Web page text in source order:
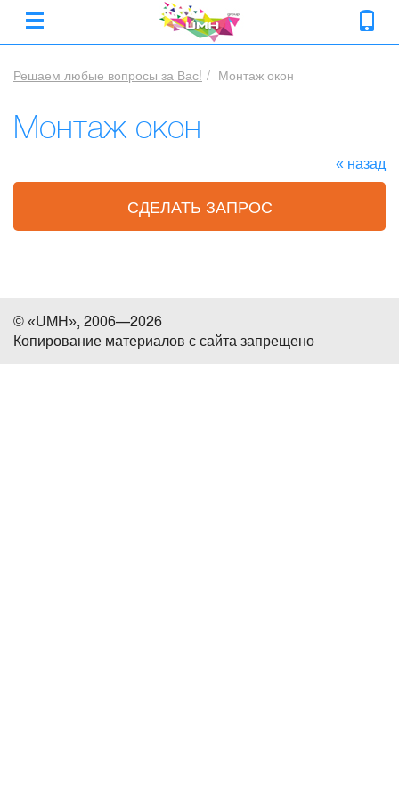
Решаем любые вопросы за Вас! Монтаж окон
Монтаж окон
« назад
СДЕЛАТЬ ЗАПРОС
© «UMH», 2006—2026
Копирование материалов с сайта запрещено